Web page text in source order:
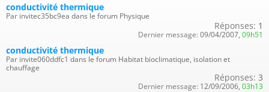
conductivité thermique
Par invitec35bc9ea dans le forum Physique
Réponses: 1
Dernier message: 09/04/2007, 09h51
conductivité thermique
Par invite060ddfc1 dans le forum Habitat bioclimatique, isolation et
chauffage
Réponses: 3
Dernier message: 12/09/2006, 03h13